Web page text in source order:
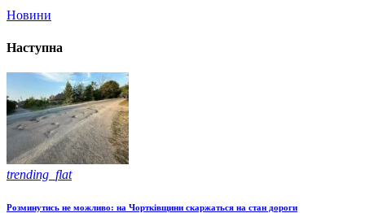
Новини
Наступна
trending_flat
Розминутись не можливо: на Чортківщини скаржаться на стан дороги